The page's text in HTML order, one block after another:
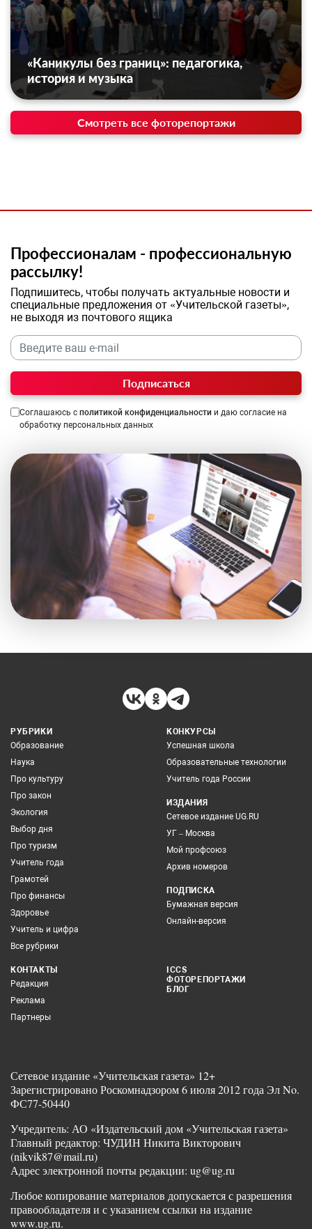
«Каникулы без границ»: педагогика,
история и музыка
Смотреть все фоторепортажи
Профессионалам - профессиональную
рассылку!
Подпишитесь, чтобы получать актуальные новости и
специальные предложения от «Учительской газеты»,
не выходя из почтового ящика
Подписаться
Соглашаюсь с политикой конфиденциальности и даю согласие на
обработку персональных данных
РУБРИКИ
Образование
Наука
Про культуру
Про закон
Экология
Выбор дня
Про туризм
Учитель года
Грамотей
Про финансы
Здоровье
Учитель и цифра
Все рубрики
КОНКУРСЫ
Успешная школа
Образовательные технологии
Учитель года России
ИЗДАНИЯ
Сетевое издание UG.RU
УГ – Москва
Мой профсоюз
Архив номеров
ПОДПИСКА
Бумажная версия
Онлайн-версия
КОНТАКТЫ
Редакция
Реклама
Партнеры
ICCS
ФОТОРЕПОРТАЖИ
БЛОГ
Сетевое издание «Учительская газета» 12+
Зарегистрировано Роскомнадзором 6 июля 2012 года Эл No.
ФС77-50440
Учредитель: АО «Издательский дом «Учительская газета»
Главный редактор: ЧУДИН Никита Викторович
(nikvik87@mail.ru)
Адрес электронной почты редакции: ug@ug.ru
Любое копирование материалов допускается с разрешения
правообладателя и с указанием ссылки на издание
www.ug.ru.